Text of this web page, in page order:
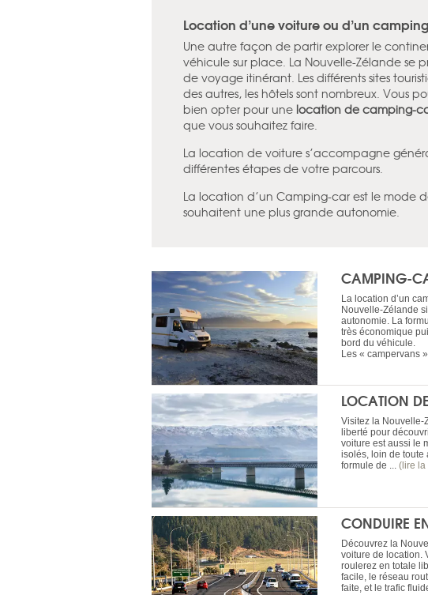
Location d’une voiture ou d’un
Une autre façon de partir explorer le
véhicule sur place. La Nouvelle-Zélande
de voyage itinérant. Les différents sites
des autres, les hôtels sont nombreux. Vous
bien opter pour une location de camping-
que vous souhaitez faire.
La location de voiture s’accompagne
différentes étapes de votre parcours.
La location d’un Camping-car est le mode
souhaitent une plus grande autonomie.
CAMPING-
La location d’un
Nouvelle-Zélande
autonomie. La
très économique
bord du véhicule.
Les « campervans
LOCATION
Visitez la Nouvelle-
liberté pour
voiture est aussi le
isolés, loin de toute
formule de ... (lire la
CONDUIRE
Découvrez la
voiture de location.
roulerez en totale
facile, le réseau
faite, et le trafic